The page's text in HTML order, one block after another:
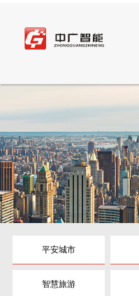
平安城市
智慧旅游